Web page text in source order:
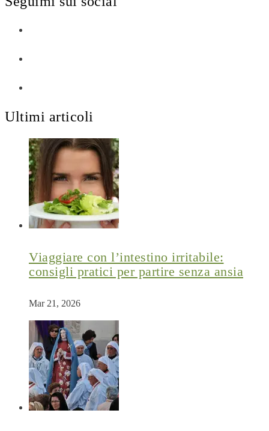
Ultimi articoli
Viaggiare con l’intestino irritabile:
consigli pratici per partire senza ansia
Mar 21, 2026